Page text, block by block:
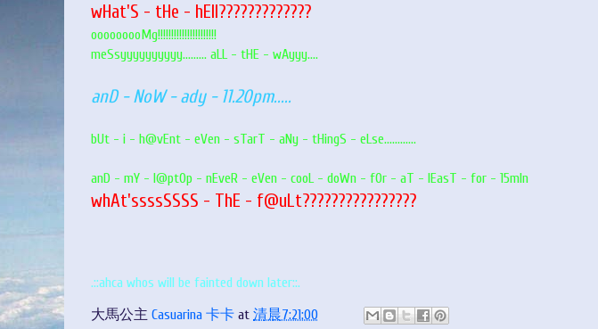
wHat'S - tHe - hEll?????????????
ooooooooMg!!!!!!!!!!!!!!!!!!!!!!
meSsyyyyyyyyyy......... aLL - tHE - wAyyy....
anD - NoW - ady - 11.20pm.....
bUt - i - h@vEnt - eVen - sTarT - aNy - tHingS - eLse............
anD - mY - l@ptOp - nEveR - eVen - cooL - doWn - fOr - aT - lEasT - for - 15mIn
whAt'ssssSSSS - ThE - f@uLt????????????????
.::ahca whos will be fainted down later::.
大馬公主 Casuarina 卡卡 at 清晨7:21:00